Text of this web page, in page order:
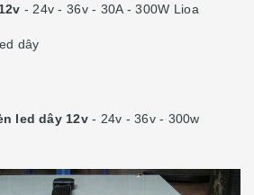
- 24v - 36v - 30A - 300W Lioa
dây
led dây 12v- 24v - 36v - 300w